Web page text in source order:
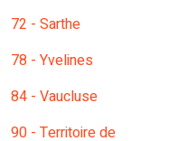
72 - Sarthe
78 - Yvelines
84 - Vaucluse
90 - Territoire de